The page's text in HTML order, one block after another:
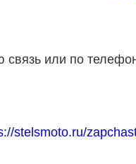
или по
stelsmoto.ru/